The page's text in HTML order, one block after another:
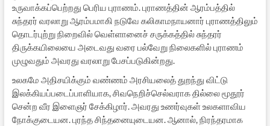
உருவாக்கப்பெற்றது பெரிய புராணம். புராணத்தின் ஆரம்பத்தில்
சுந்தரர் வரலாறு ஆரம்பமாகி நடுவே கலிகாமநாயனார் புராணத்திலும்
தொடர்புற்று நிறைவில் வெள்ளானைச் சருக்கத்தில் சுந்தரர்
திருக்கயிலையை அடைவது வரை பல்வேறு நிலைகளில் புராணம்
முழுவதும் அவரது வரலாறு பேசப்படுகின்றது.
உலகமே அதிசயிக்கும் வண்ணம் அரசியலைத் துறந்து விட்டு
இலக்கியப்படைப்பாளியாக, சிவநெறிச்செல்வராக தில்லை மூதூர்
சென்ற வீர இளைஞர் சேக்கிழார். அவரது உணர்வுகள் உலகளாவிய
நோக்குடையன. புரந்த சிந்தனையுடையன. ஆனால், நிரந்தரமாக